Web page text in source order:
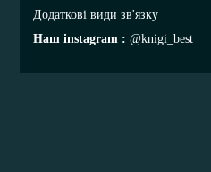
Наш instagram @knigi_best